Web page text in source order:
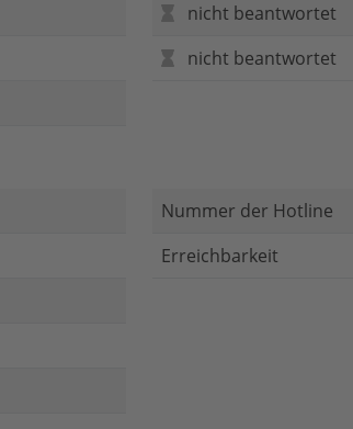
nicht beantwortet
nicht beantwortet
Nummer der Hotline
Erreichbarkeit